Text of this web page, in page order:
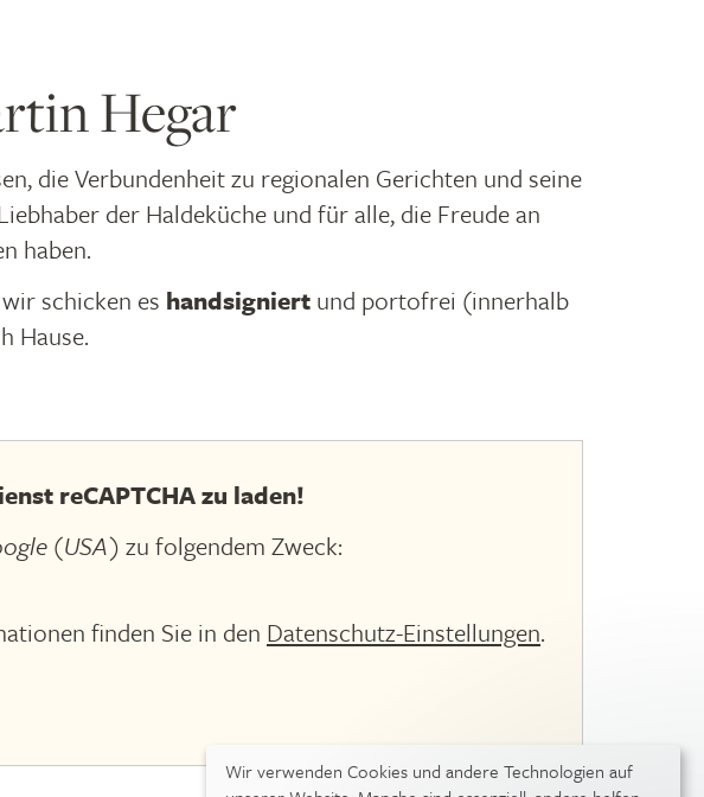
Hegar
die Verbundenheit zu regionalen Gerichten und seine
der Haldeküche und für alle, die Freude an
haben.
schicken es handsigniertund portofrei (innerhalb
Hause.
reCAPTCHA zu laden!
(USA)zu folgendem Zweck:
finden Sie in den Datenschutz-Einstellungen.
Wir verwenden Cookies und andere Technologien auf